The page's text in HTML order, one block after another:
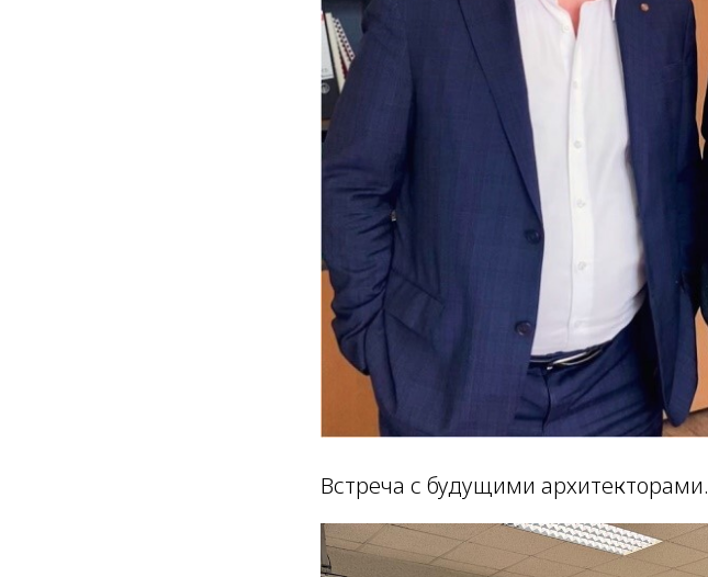
Встреча с будущими архитекторами.